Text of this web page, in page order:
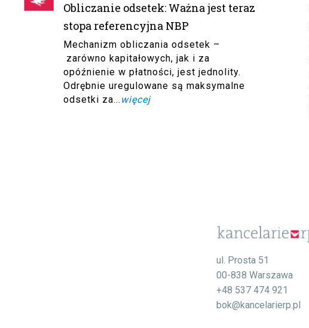
Obliczanie odsetek: Ważna jest teraz
stopa referencyjna NBP
Mechanizm obliczania odsetek –
zarówno kapitałowych, jak i za
opóźnienie w płatności, jest jednolity.
Odrębnie uregulowane są maksymalne
odsetki za... więcej
ul. Prosta 51
00-838 Warszawa
+48 537 474 921
bok@kancelarierp.pl